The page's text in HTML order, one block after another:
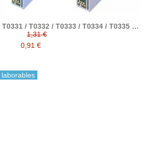
/ T0332 / T0333 / T0334 / T0335 /
compatible con epson
1,31 €
0,91 €
laborables